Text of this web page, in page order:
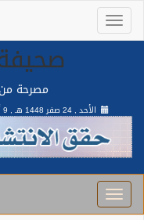
صحيفة
مصرحة من
الأحد , 24 صفر 1448 هـ , 9 أغسطس 2026 م |